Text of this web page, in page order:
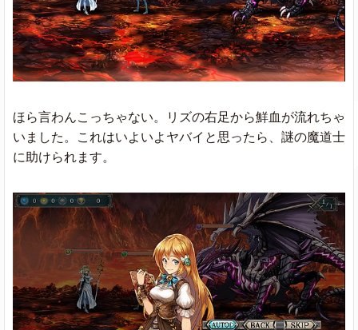
ほら言わんこっちゃない。リズの右足から鮮血が流れちゃ
いました。これはいよいよヤバイと思ったら、謎の魔道士
に助けられます。